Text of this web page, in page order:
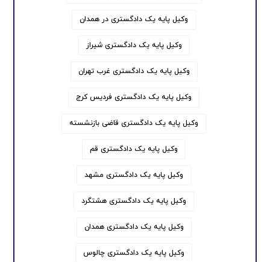
وکیل پایه یک دادگستری در همدان
وکیل پایه یک دادگستری شیراز
وکیل پایه یک دادگستری غرب تهران
وکیل پایه یک دادگستری فردیس کرج
وکیل پایه یک دادگستری قاضی بازنشسته
وکیل پایه یک دادگستری قم
وکیل پایه یک دادگستری مشهد
وکیل پایه یک دادگستری هشتگرد
وکیل پایه یک دادگستری همدان
وکیل پایه یک دادگستری چالوس